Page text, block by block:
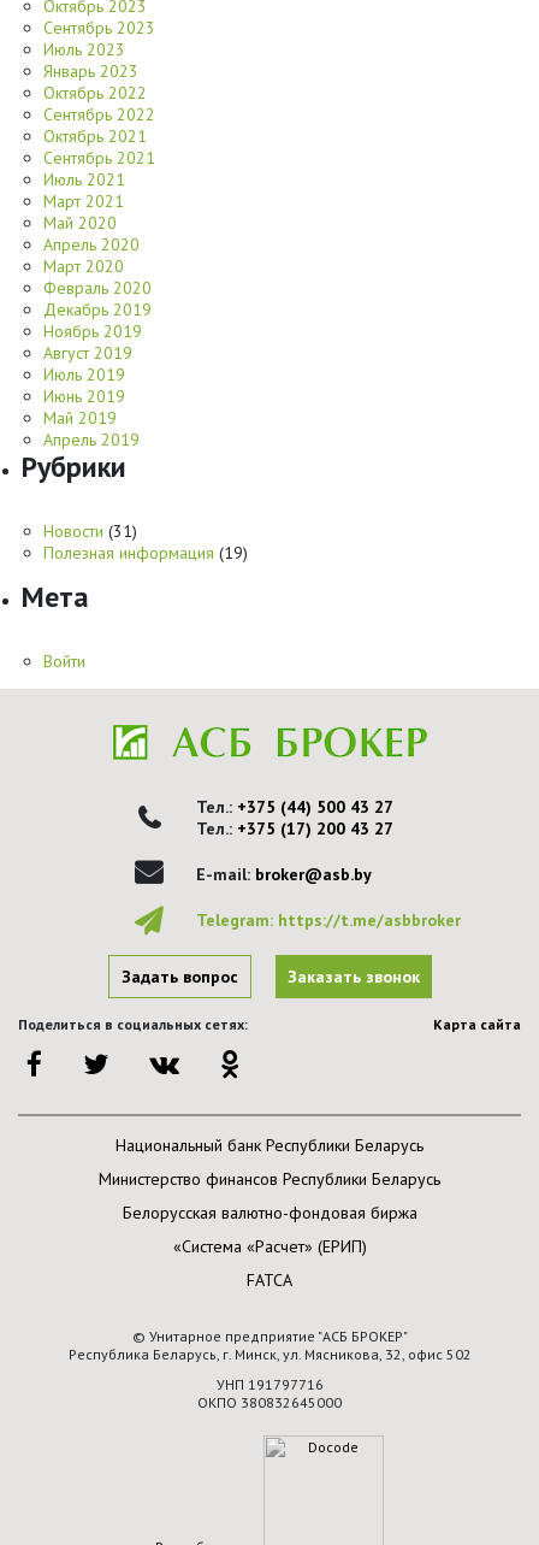
Октябрь 2023
Сентябрь 2023
Июль 2023
Январь 2023
Октябрь 2022
Сентябрь 2022
Октябрь 2021
Сентябрь 2021
Июль 2021
Март 2021
Май 2020
Апрель 2020
Март 2020
Февраль 2020
Декабрь 2019
Ноябрь 2019
Август 2019
Июль 2019
Июнь 2019
Май 2019
Апрель 2019
Рубрики
Новости (31)
Полезная информация (19)
Мета
Войти
Тел.: +375 (44) 500 43 27
Тел.: +375 (17) 200 43 27
E-mail: broker@asb.by
Telegram: https://t.me/asbbroker
Задать вопрос Заказать звонок
Поделиться в социальных сетях: Карта сайта
Национальный банк Республики Беларусь
Министерство финансов Республики Беларусь
Белорусская валютно-фондовая биржа
«Система «Расчет» (ЕРИП)
FATCA
© Унитарное предприятие "АСБ БРОКЕР"
Республика Беларусь, г. Минск, ул. Мясникова, 32, офис 502
УНП 191797716
ОКПО 380832645000